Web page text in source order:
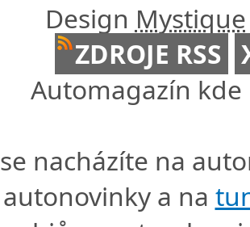
Design Mystique
ZDROJE RSS
Automagazín
nacházíte na
a na